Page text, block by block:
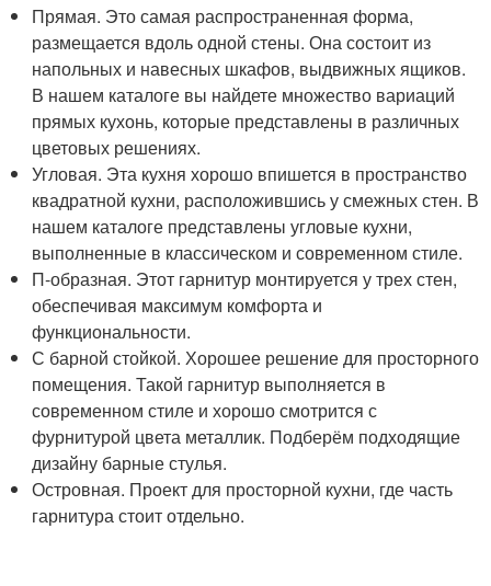
Прямая. Это самая распространенная форма,
размещается вдоль одной стены. Она состоит из
напольных и навесных шкафов, выдвижных ящиков.
В нашем каталоге вы найдете множество вариаций
прямых кухонь, которые представлены в различных
цветовых решениях.
Угловая. Эта кухня хорошо впишется в пространство
квадратной кухни, расположившись у смежных стен. В
нашем каталоге представлены угловые кухни,
выполненные в классическом и современном стиле.
П-образная. Этот гарнитур монтируется у трех стен,
обеспечивая максимум комфорта и
функциональности.
С барной стойкой. Хорошее решение для просторного
помещения. Такой гарнитур выполняется в
современном стиле и хорошо смотрится с
фурнитурой цвета металлик. Подберём подходящие
дизайну барные стулья.
Островная. Проект для просторной кухни, где часть
гарнитура стоит отдельно.